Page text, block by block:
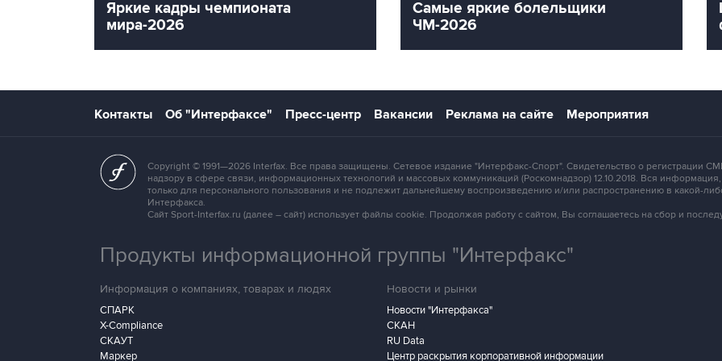
Яркие кадры чемпионата
мира-2026
Самые яркие болельщики
ЧМ-2026
Контакты Об "Интерфаксе" Пресс-центр Вакансии Реклама на сайте Мероприятия
Copyright © 1991—2026 Interfax. Все права защищены. Сетевое издание "Интерфакс-Спорт". Свидетельство о
надзору в сфере связи, информационных технологий и массовых коммуникаций (Роскомнадзор) 12.10.2018. Вся
только для персонального пользования и не подлежит дальнейшему воспроизведению и/или распространению в какой-
Интерфакса.
Сайт Sport-Interfax.ru (далее – сайт) использует файлы cookie. Продолжая работу с сайтом, Вы соглашаетесь на сбор и
Продукты информационной группы "Интерфакс"
Информация о компаниях, товарах и людях
СПАРК
X-Compliance
СКАУТ
Маркер
Новости и рынки
Новости "Интерфакса"
СКАН
RU Data
Центр раскрытия корпоративной информации